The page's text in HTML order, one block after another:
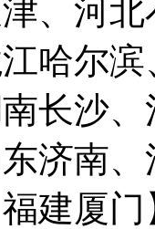
、河
哈尔
南长沙
济南
建厦门